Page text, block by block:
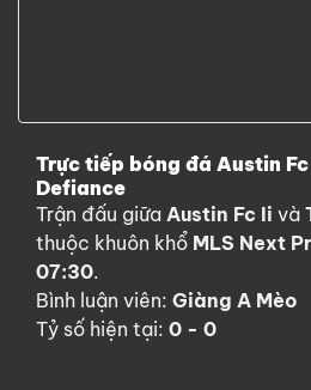
Trực tiếp bóng đá Austin
Defiance
Trận đấu giữa Austin Fc Ii và
thuộc khuôn khổ MLS Next
07:30.
Bình luận viên: Giàng A Mèo
Tỷ số hiện tại: 0 - 0